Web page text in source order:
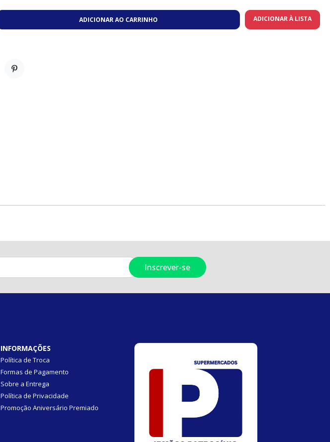
ADICIONAR AO CARRINHO ADICIONAR À LISTA
INFORMAÇÕES
Política de Troca
Formas de Pagamento
Sobre a Entrega
Política de Privacidade
Promoção Aniversário Premiado